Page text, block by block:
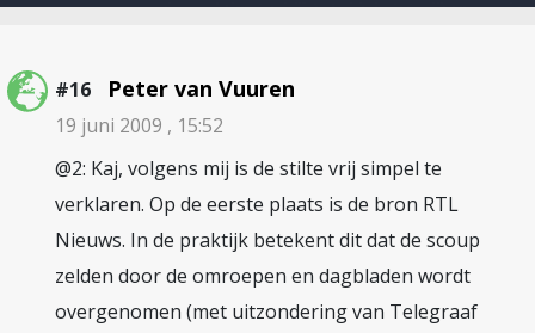
#16 Peter van Vuuren
19 juni 2009 , 15:52
@2: Kaj, volgens mij is de stilte vrij simpel te
verklaren. Op de eerste plaats is de bron RTL
Nieuws. In de praktijk betekent dit dat de scoup
zelden door de omroepen en dagbladen wordt
overgenomen (met uitzondering van Telegraaf